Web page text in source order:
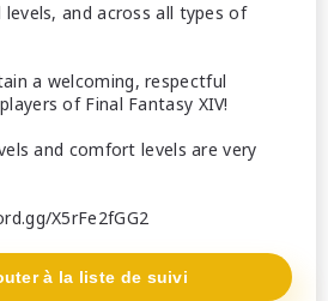
levels, and across all types of
a welcoming, respectful
of Final Fantasy XIV!
and comfort levels are very
X5rFe2fGG2
à la liste de suivi